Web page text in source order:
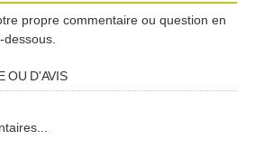
propre commentaire ou question en
dessous.
OU D'AVIS